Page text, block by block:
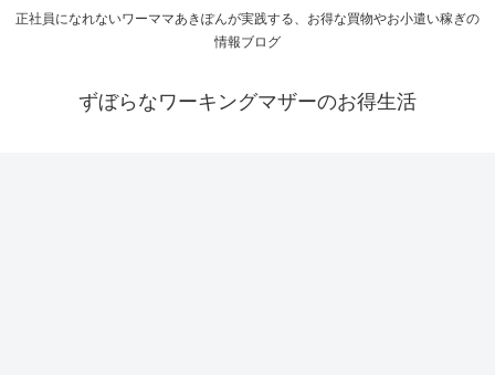
正社員になれないワーママあきぽんが実践する、お得な買物やお小遣い稼ぎの
情報ブログ
ずぼらなワーキングマザーのお得生活